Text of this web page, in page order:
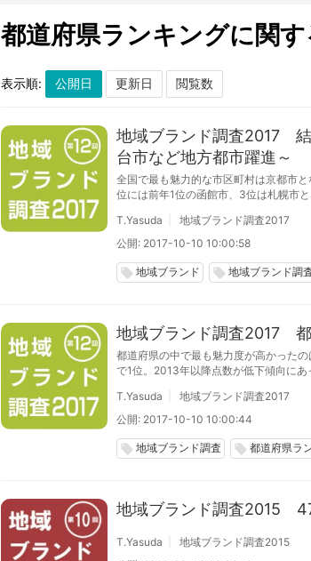
都道府県ランキングに関
表示順:
地域ブランド調査2017
台市など地方都市躍進～
全国で最も魅力的な市区町村は京都市
位には前年1位の函館市、3位は札幌市
T.Yasuda
地域ブランド調査2017
公開: 2017-10-10 10:00:58
local_offer 地域ブランド local_offer 地域ブランド調
地域ブランド調査2017
都道府県の中で最も魅力度が高かった
で1位。2013年以降点数が低下傾向に
T.Yasuda
地域ブランド調査2017
公開: 2017-10-10 10:00:44
local_offer 地域ブランド調査 local_offer 都道府県ラ
地域ブランド調査2015
T.Yasuda
地域ブランド調査2015